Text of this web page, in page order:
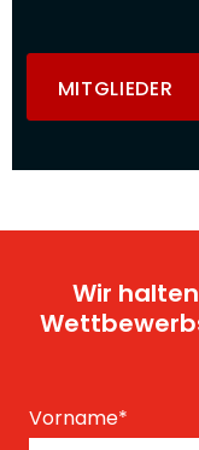
MITGLIEDER
Wir
Vorname*